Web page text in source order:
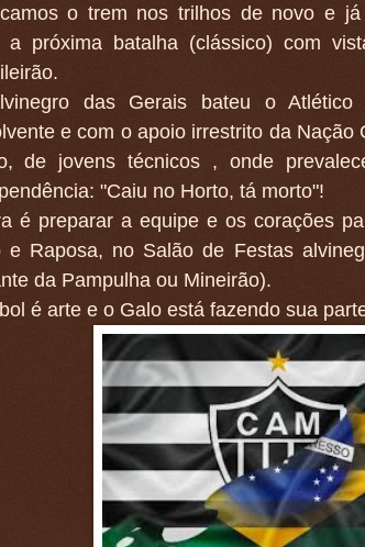
o trem nos trilhos de novo e
a próxima batalha (clássico) com
das Gerais bateu o Atlético
e com o apoio irrestrito da Nação
de jovens técnicos , onde
"Caiu no Horto, tá morto"!
é preparar a equipe e os corações
e Raposa, no Salão de Festas
da Pampulha ou Mineirão).
é arte e o Galo está fazendo sua